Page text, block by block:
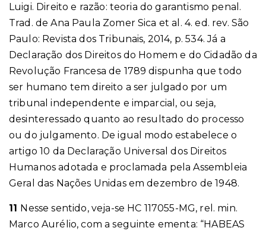
Luigi. Direito e razão: teoria do garantismo penal.
Trad. de Ana Paula Zomer Sica et al. 4. ed. rev. São
Paulo: Revista dos Tribunais, 2014, p. 534. Já a
Declaração dos Direitos do Homem e do Cidadão da
Revolução Francesa de 1789 dispunha que todo
ser humano tem direito a ser julgado por um
tribunal independente e imparcial, ou seja,
desinteressado quanto ao resultado do processo
ou do julgamento. De igual modo estabelece o
artigo 10 da Declaração Universal dos Direitos
Humanos adotada e proclamada pela Assembleia
Geral das Nações Unidas em dezembro de 1948.
11
Nesse sentido, veja-se HC 117055-MG, rel. min.
Marco Aurélio, com a seguinte ementa: “HABEAS